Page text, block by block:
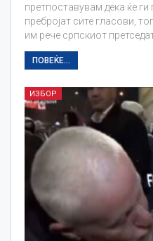
претпоставувам дека ќе ги
пребројат сите гласови,
им рече српскиот
ПОВЕЌЕ...
ИЗБОР